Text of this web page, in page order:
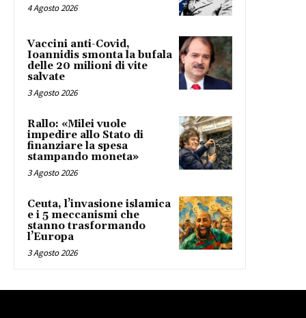
4 Agosto 2026
Vaccini anti-Covid,
Ioannidis smonta la bufala
delle 20 milioni di vite
salvate
3 Agosto 2026
Rallo: «Milei vuole
impedire allo Stato di
finanziare la spesa
stampando moneta»
3 Agosto 2026
Ceuta, l’invasione islamica
e i 5 meccanismi che
stanno trasformando
l’Europa
3 Agosto 2026